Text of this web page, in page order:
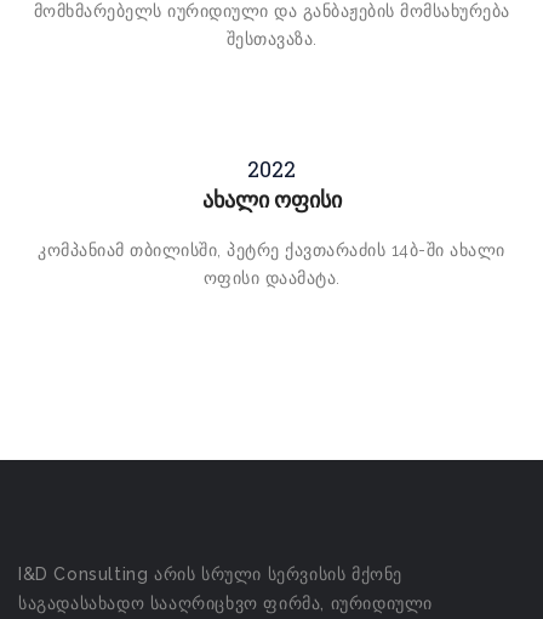
მომხმარებელს იურიდიული და განბაჟების მომსახურება
შესთავაზა.
2022
ახალი ოფისი
კომპანიამ თბილისში, პეტრე ქავთარაძის 14ბ-ში ახალი
ოფისი დაამატა.
I&D Consulting არის სრული სერვისის მქონე
საგადასახადო სააღრიცხვო ფირმა, იურიდიული